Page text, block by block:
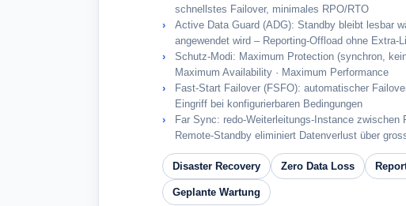
schnellstes Failover, minimales RPO/RTO
Active Data Guard (ADG): Standby bleibt lesbar
angewendet wird – Reporting-Offload ohne Extra-
Schutz-Modi: Maximum Protection (synchron,
Maximum Availability · Maximum Performance
Fast-Start Failover (FSFO): automatischer
Eingriff bei konfigurierbaren Bedingungen
Far Sync: redo-Weiterleitungs-Instance zwischen
Remote-Standby eliminiert Datenverlust über
Disaster Recovery Zero Data Loss
Geplante Wartung